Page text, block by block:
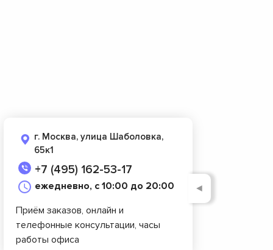
г. Москва, улица Шаболовка,
65к1
+7 (495) 162-53-17
ежедневно, с 10:00 до 20:00
Приём заказов, онлайн и
телефонные консультации, часы
работы офиса
◄